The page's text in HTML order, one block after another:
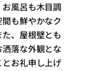
風呂も木目調
も鮮やかなク
、屋根壁とも
落な外観とな
お礼申し上げ